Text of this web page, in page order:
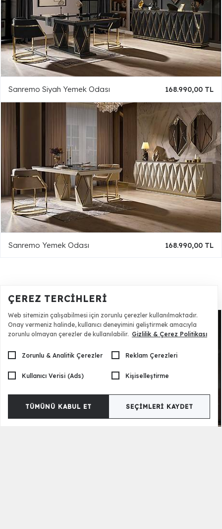
Sanremo Siyah Yemek Odası 168.990,00 TL
Sanremo Yemek Odası 168.990,00 TL
Renk Seçenekleri
ÇEREZ TERCIHLERI
Web sitemizin çalışabilmesi için zorunlu çerezler kullanılmaktadır.
Onay vermeniz halinde, kullanıcı deneyimini geliştirmek amacıyla
zorunlu olmayan çerezler de kullanılabilir. Gizlilik & Çerez Politikası
Zorunlu & Analitik Çerezler Reklam Çerezleri
Kullanıcı Verisi (Ads) Kişiselleştirme
TÜMÜNÜ KABUL ET SEÇIMLERI KAYDET